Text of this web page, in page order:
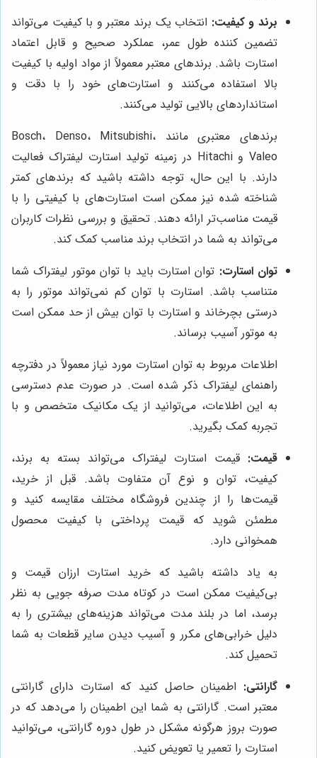
برند و کیفیت: انتخاب یک برند معتبر و با کیفیت می‌تواند
تضمین کننده طول عمر، عملکرد صحیح و قابل اعتماد
استارت باشد. برندهای معتبر معمولاً از مواد اولیه با کیفیت
بالا استفاده می‌کنند و استارت‌های خود را با دقت و
استانداردهای بالایی تولید می‌کنند.
برندهای معتبری مانند Bosch، Denso، Mitsubishi،
Valeo و Hitachi در زمینه تولید استارت لیفتراک فعالیت
دارند. با این حال، توجه داشته باشید که برندهای کمتر
شناخته شده نیز ممکن است استارت‌های با کیفیتی را با
قیمت مناسب‌تر ارائه دهند. تحقیق و بررسی نظرات کاربران
می‌تواند به شما در انتخاب برند مناسب کمک کند.
توان استارت: توان استارت باید با توان موتور لیفتراک شما
متناسب باشد. استارت با توان کم نمی‌تواند موتور را به
درستی بچرخاند و استارت با توان بیش از حد ممکن است
به موتور آسیب برساند.
اطلاعات مربوط به توان استارت مورد نیاز معمولاً در دفترچه
راهنمای لیفتراک ذکر شده است. در صورت عدم دسترسی
به این اطلاعات، می‌توانید از یک مکانیک متخصص و با
تجربه کمک بگیرید.
قیمت: قیمت استارت لیفتراک می‌تواند بسته به برند،
کیفیت، توان و نوع آن متفاوت باشد. قبل از خرید،
قیمت‌ها را از چندین فروشگاه مختلف مقایسه کنید و
مطمئن شوید که قیمت پرداختی با کیفیت محصول
همخوانی دارد.
به یاد داشته باشید که خرید استارت ارزان قیمت و
بی‌کیفیت ممکن است در کوتاه مدت صرفه جویی به نظر
برسد، اما در بلند مدت می‌تواند هزینه‌های بیشتری را به
دلیل خرابی‌های مکرر و آسیب دیدن سایر قطعات به شما
تحمیل کند.
گارانتی: اطمینان حاصل کنید که استارت دارای گارانتی
معتبر است. گارانتی به شما این اطمینان را می‌دهد که در
صورت بروز هرگونه مشکل در طول دوره گارانتی، می‌توانید
استارت را تعمیر یا تعویض کنید.